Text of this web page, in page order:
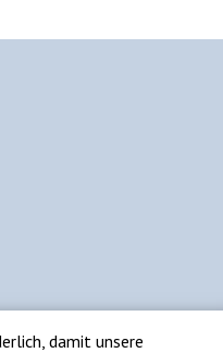
damit unsere